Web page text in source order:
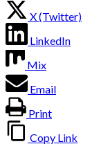
X (Twitter)
LinkedIn
Mix
Email
Print
Copy Link